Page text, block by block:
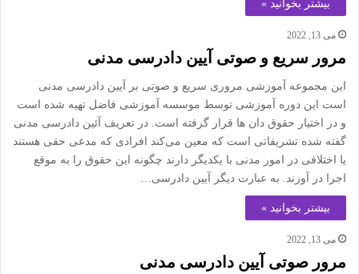
بیشتر بخوانید »
می 13, 2022
مرور سریع و صوتی آیین دادرسی مدنی
این مجموعه آموزشی مروری سریع و صوتی بر آیین دادرسی مدنی
است این دوره آموزشی توسط موسسه آموزشی فاضل تهیه شده است
و در اختیار حقوق دان ها قرار گرفته است. در تعریف آئین دادرسی مدنی
گفته شده تشریفاتی است که معین می‌کند افرادی که مدعی حقی هستند
یا اختلافی در امور مدنی با یکدیگر دارند چگونه این حقوق را به موقع
اجرا در آورند. به عبارت دیگر آیین دادرسی…
بیشتر بخوانید »
می 13, 2022
مرور صوتی آیین دادرسی مدنی